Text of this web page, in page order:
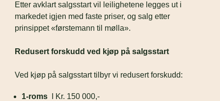
Etter avklart salgsstart vil leilighetene legges ut i
markedet igjen med faste priser, og salg etter
prinsippet «førstemann til mølla».
Redusert forskudd ved kjøp på salgsstart
Ved kjøp på salgsstart tilbyr vi redusert forskudd:
1-roms
  I Kr. 150 000,-